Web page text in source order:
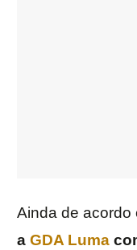
Ainda de acordo
a GDA Luma